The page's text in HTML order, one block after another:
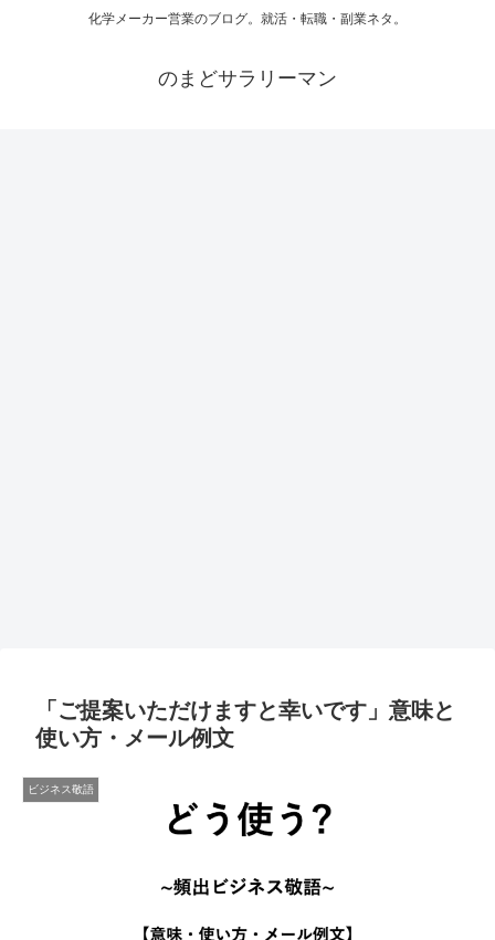
化学メーカー営業のブログ。就活・転職・副業ネタ。
のまどサラリーマン
「ご提案いただけますと幸いです」意味と
使い方・メール例文
ビジネス敬語